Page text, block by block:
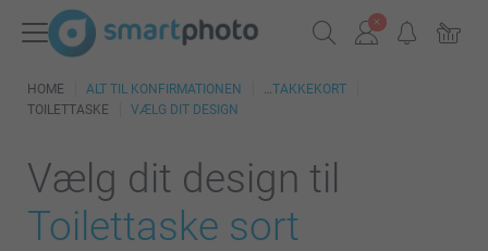
HOME ALT TIL KONFIRMATIONEN
TAKKEKORT
TOILETTASKE
VÆLG DIT DESIGN
Vælg dit design til
Toilettaske sort